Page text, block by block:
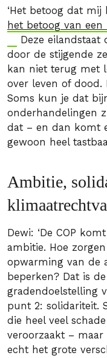
‘Het betoog dat mij
het betoog van
Deze eilandstaat
door de stijgende
kan niet terug met
over leven of dood.
Soms kun je dat
onderhandelingen
dat – en dan komt
gewoon heel
Ambitie,
Dewi: ‘De COP
ambitie. Hoe
opwarming van de
beperken? Dat is
gradendoelstelling
punt 2: solidariteit.
die heel veel
veroorzaakt –
echt het grote